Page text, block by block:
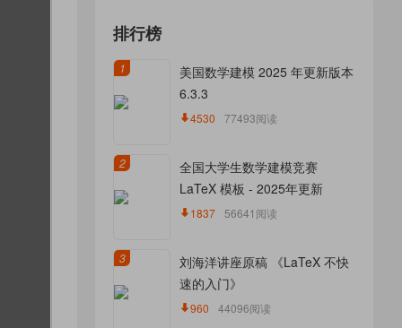
排行榜
1
美国数学建模 2025 年更新版本
6.3.3
4530 77493阅读
2
全国大学生数学建模竞赛
LaTeX 模板 - 2025年更新
1837 56641阅读
3
刘海洋讲座原稿 《LaTeX 不快
速的入门》
960 44096阅读